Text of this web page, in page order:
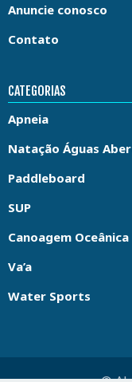
Anuncie conosco
Contato
CATEGORIAS
Apneia
Natação Águas
Paddleboard
SUP
Canoagem Oceânica
Va’a
Water Sports